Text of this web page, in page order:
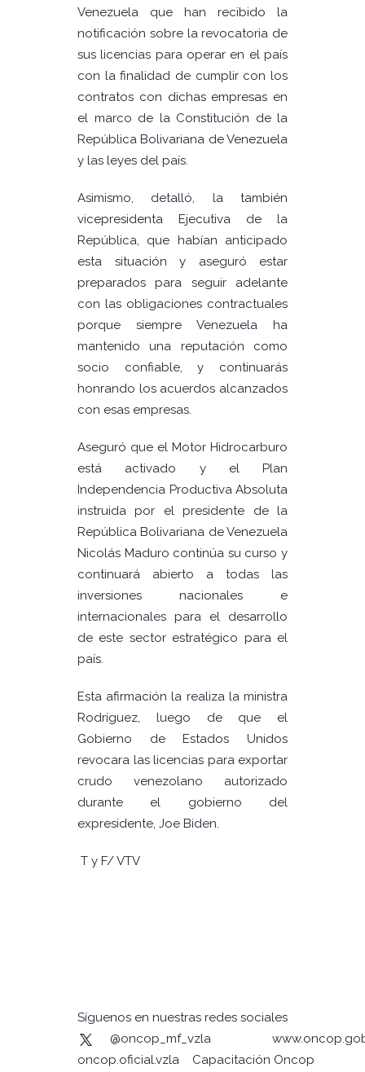
Venezuela que han recibido la
notificación sobre la revocatoria de
sus licencias para operar en el país
con la finalidad de cumplir con los
contratos con dichas empresas en
el marco de la Constitución de la
República Bolivariana de Venezuela
y las leyes del país.
Asimismo, detalló, la también
vicepresidenta Ejecutiva de la
República, que habían anticipado
esta situación y aseguró estar
preparados para seguir adelante
con las obligaciones contractuales
porque siempre Venezuela ha
mantenido una reputación como
socio confiable, y continuarás
honrando los acuerdos alcanzados
con esas empresas.
Aseguró que el Motor Hidrocarburo
está activado y el Plan
Independencia Productiva Absoluta
instruida por el presidente de la
República Bolivariana de Venezuela
Nicolás Maduro continúa su curso y
continuará abierto a todas las
inversiones nacionales e
internacionales para el desarrollo
de este sector estratégico para el
país.
Esta afirmación la realiza la ministra
Rodríguez, luego de que el
Gobierno de Estados Unidos
revocara las licencias para exportar
crudo venezolano autorizado
durante el gobierno del
expresidente, Joe Biden.
T y F/ VTV
Síguenos en nuestras redes sociales
@oncop_mf_vzla
oncop.oficial.vzla
Capacitación Oncop